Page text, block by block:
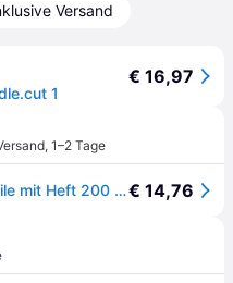
Versand
1
€ 16,97
, 1–2 Tage
Bahco 1-210-08-3-2 Halbrundfeile mit Heft 200 X 20,5 X 6,0mm Hieb 3 1 St.€ 14,76